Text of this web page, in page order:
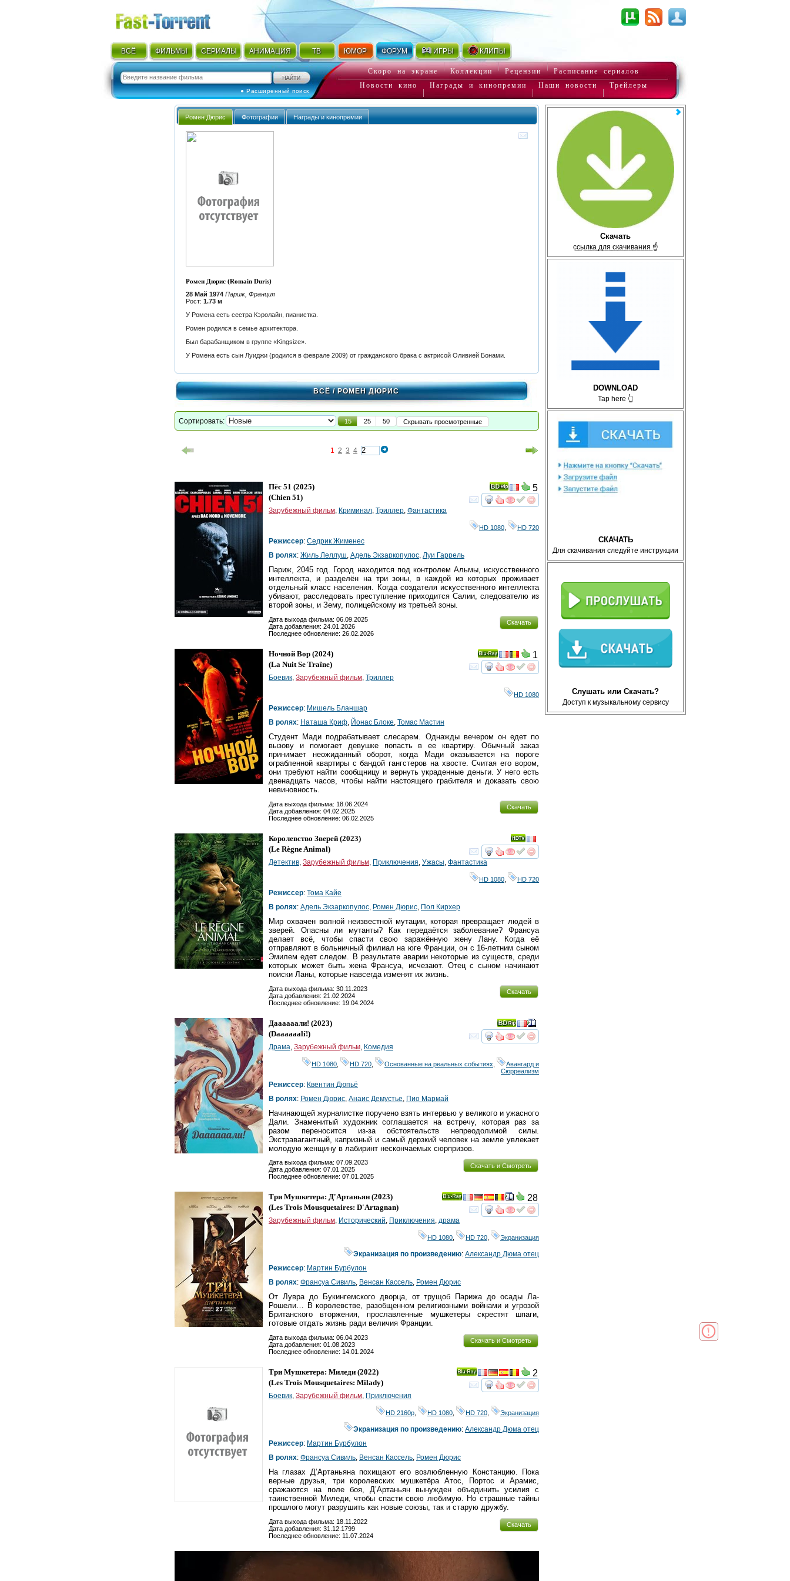
ВСЁ ФИЛЬМЫ СЕРИАЛЫ АНИМАЦИЯ ТВ ЮМОР ФОРУМ ИГРЫ КЛИПЫ
● Расширенный поиск
Скоро на экране Коллекции Рецензии
Расписание сериалов
Новости кино
Награды и кинопремии Наши новости Трейлеры
Скачать
с̲с̲ы̲л̲к̲а̲ ̲д̲л̲я̲ ̲с̲к̲а̲ч̲и̲в̲а̲н̲и̲я̲ ☝
DOWNLOAD
Tap here 👆
СКАЧАТЬ
Для скачивания следуйте инструкции
Слушать или Скачать?
Доступ к музыкальному сервису
Ромен Дюрис Фотографии Награды и кинопремии
Ромен Дюрис (Romain Duris)
28 Май 1974 Париж, Франция
Рост: 1.73 м
У Ромена есть сестра Кэролайн, пианистка.
Ромен родился в семье архитектора.
Был барабанщиком в группе «Kingsize».
У Ромена есть сын Луиджи (родился в феврале 2009) от гражданского брака с актрисой Оливией Бонами.
ВСЁ/ РОМЕН ДЮРИС
Сортировать: 15 25 50 Скрывать просмотренные
1 2 3 4
смотретьинтересует
5
Пёс 51 (2025)
(Chien 51)
Зарубежный фильм, Криминал, Триллер, Фантастика
HD 1080 HD 720
Режиссер: Седрик Жименес
В ролях: Жиль Леллуш, Адель Экзаркопулос, Луи Гаррель
Париж, 2045 год. Город находится под контролем Альмы, искусственного
интеллекта, и разделён на три зоны, в каждой из которых проживает
отдельный класс населения. Когда создателя искусственного интеллекта
убивают, расследовать преступление приходится Салии, следователю из
второй зоны, и Зему, полицейскому из третьей зоны.
Скачать
Дата выхода фильма: 06.09.2025
Дата добавления: 24.01.2026
Последнее обновление: 26.02.2026
смотретьинтересует
Ray
1
Ночной Вор (2024)
(La Nuit Se Traîne)
Боевик, Зарубежный фильм, Триллер
HD 1080
Режиссер: Мишель Бланшар
В ролях: Наташа Криф, Йонас Блоке, Томас Мастин
Студент Мади подрабатывает слесарем. Однажды вечером он едет по
вызову и помогает девушке попасть в ее квартиру. Обычный заказ
принимает неожиданный оборот, когда Мади оказывается на пороге
ограбленной квартиры с бандой гангстеров на хвосте. Считая его вором,
они требуют найти сообщницу и вернуть украденные деньги. У него есть
двенадцать часов, чтобы найти настоящего грабителя и доказать свою
невиновность.
Скачать
Дата выхода фильма: 18.06.2024
Дата добавления: 04.02.2025
Последнее обновление: 06.02.2025
смотретьинтересует
Королевство Зверей (2023)
(Le Règne Animal)
Детектив Зарубежный фильм Приключения Ужасы Фантастика
HD 1080 HD 720
Режиссер: Тома Кайе
В ролях: Адель Экзаркопулос Ромен Дюрис Пол Кирхер
Мир охвачен волной неизвестной мутации, которая превращает людей в
зверей. Опасны ли мутанты? Как передаётся заболевание? Франсуа
делает всё, чтобы спасти свою заражённую жену Лану. Когда её
отправляют в больничный филиал на юге Франции, он с 16-летним сыном
Эмилем едет следом. В результате аварии некоторые из существ, среди
которых может быть жена Франсуа, исчезают. Отец с сыном начинают
поиски Ланы, которые навсегда изменят их жизнь.
Скачать
Дата выхода фильма: 30.11.2023
Дата добавления: 21.02.2024
Последнее обновление: 19.04.2024
смотретьинтересует
Даааааали! (2023)
(Daaaaaalí!)
Драма Зарубежный фильм Комедия
HD 1080 HD 720 Основанные на реальных событиях
Авангард и
Сюрреализм
Режиссер: Квентин Дюпьё
В ролях: Ромен Дюрис Анаис Демустье Пио Мармай
Начинающей журналистке поручено взять интервью у великого и ужасного
Дали. Знаменитый художник соглашается на встречу, которая раз за
разом переносится из-за обстоятельств непреодолимой силы.
Экстравагантный, капризный и самый дерзкий человек на земле увлекает
молодую женщину в лабиринт нескончаемых сюрпризов.
Скачать и Смотреть
Дата выхода фильма: 07.09.2023
Дата добавления: 07.01.2025
Последнее обновление: 07.01.2025
смотретьинтересует
28
Три Мушкетера: Д'Артаньян (2023)
(Les Trois Mousquetaires: D'Artagnan)
Зарубежный фильм, Исторический, Приключения, драма
HD 1080 HD 720 Экранизация
Экранизация по произведению: Александр Дюма отец
Режиссер: Мартин Бурбулон
В ролях: Франсуа Сивиль, Венсан Кассель, Ромен Дюрис
От Лувра до Букингемского дворца, от трущоб Парижа до осады Ла-
Рошели… В королевстве, разобщенном религиозными войнами и угрозой
Британского вторжения, прославленные мушкетеры скрестят шпаги,
готовые отдать жизнь ради величия Франции.
Скачать и Смотреть
Дата выхода фильма: 06.04.2023
Дата добавления: 01.08.2023
Последнее обновление: 14.01.2024
смотретьинтересует
2
Три Мушкетера: Миледи (2022)
(Les Trois Mousquetaires: Milady)
Боевик, Зарубежный фильм, Приключения
HD 2160р HD 1080 HD 720 Экранизация
Экранизация по произведению: Александр Дюма отец
Режиссер: Мартин Бурбулон
В ролях: Франсуа Сивиль, Венсан Кассель, Ромен Дюрис
На глазах Д’Артаньяна похищают его возлюбленную Констанцию. Пока
верные друзья, три королевских мушкетёра Атос, Портос и Арамис,
сражаются на поле боя, Д’Артаньян вынужден объединить усилия с
таинственной Миледи, чтобы спасти свою любимую. Но страшные тайны
прошлого могут разрушить как новые союзы, так и старую дружбу.
Скачать
Дата выхода фильма: 18.11.2022
Дата добавления: 31.12.1799
Последнее обновление: 11.07.2024